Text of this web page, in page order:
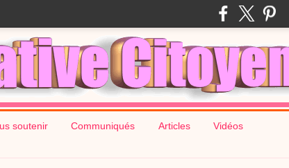
soutenir Communiqués Articles Vidéos